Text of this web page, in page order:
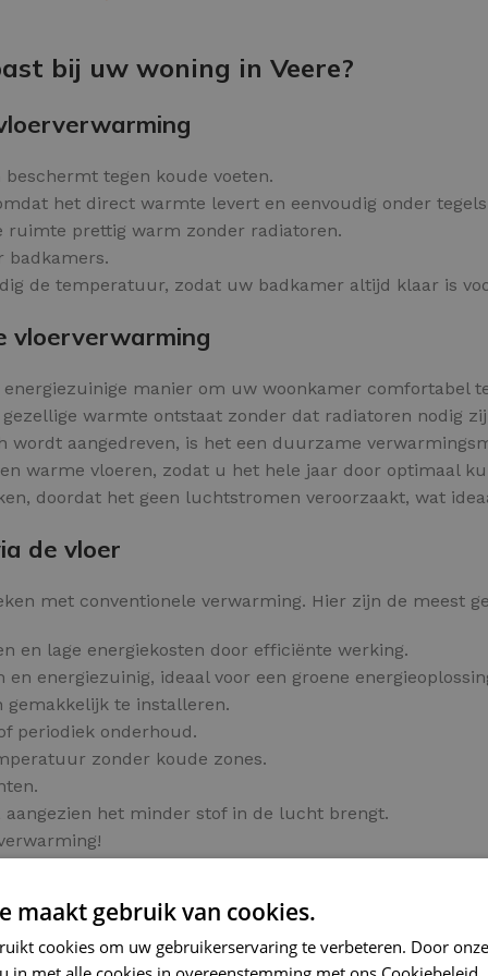
bij uw woning in Veere?
tegen koude voeten.
het direct warmte levert en eenvoudig onder
ruimte prettig warm zonder radiatoren.
badkamers.
de temperatuur, zodat uw badkamer altijd klaar is
vloerverwarming
manier om uw woonkamer comfortabel
warmte ontstaat zonder dat radiatoren nodig
aangedreven, is het een duurzame
warme vloeren, zodat u het hele jaar door optimaal
doordat het geen luchtstromen veroorzaakt, wat
de vloer
met conventionele verwarming. Hier zijn de meest
en lage energiekosten door efficiënte werking.
en energiezuinig, ideaal voor een groene
gemakkelijk te installeren.
periodiek onderhoud.
zonder koude zones.
het minder stof in de lucht brengt.
tegels
en prettige verwarming voor elke tegelvloer.
maakt gebruik van cookies.
cookies om uw gebruikerservaring te verbeteren. Door